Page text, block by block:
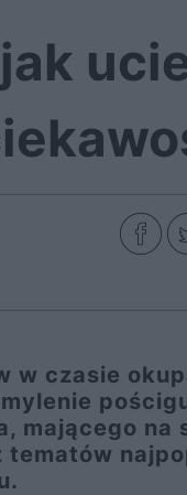
w czasie
mającego na